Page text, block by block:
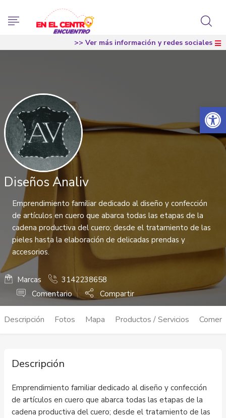
Abrir
>> Ver más información y redes sociales
Diseños Analiv
Emprendimiento familiar dedicado al diseño y confección
de artículos en cuero que abarca todas las etapas de la
cadena productiva del cuero; desde el tratamiento de las
pieles hasta la elaboración de delicadas prendas y
accesorios.
Marcas
3142238658
Comentario
Compartir
Descripción Fotos Mapa Productos / Servicios
Descripción
Emprendimiento familiar dedicado al diseño y confección
de artículos en cuero que abarca todas las etapas de la
cadena productiva del cuero; desde el tratamiento de las